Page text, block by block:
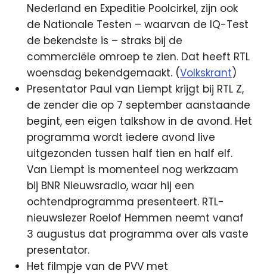
Nederland en Expeditie Poolcirkel, zijn ook
de Nationale Testen – waarvan de IQ-Test
de bekendste is – straks bij de
commerciële omroep te zien. Dat heeft RTL
woensdag bekendgemaakt. (Volkskrant)
Presentator Paul van Liempt krijgt bij RTL Z,
de zender die op 7 september aanstaande
begint, een eigen talkshow in de avond. Het
programma wordt iedere avond live
uitgezonden tussen half tien en half elf.
Van Liempt is momenteel nog werkzaam
bij BNR Nieuwsradio, waar hij een
ochtendprogramma presenteert. RTL-
nieuwslezer Roelof Hemmen neemt vanaf
3 augustus dat programma over als vaste
presentator.
Het filmpje van de PVV met